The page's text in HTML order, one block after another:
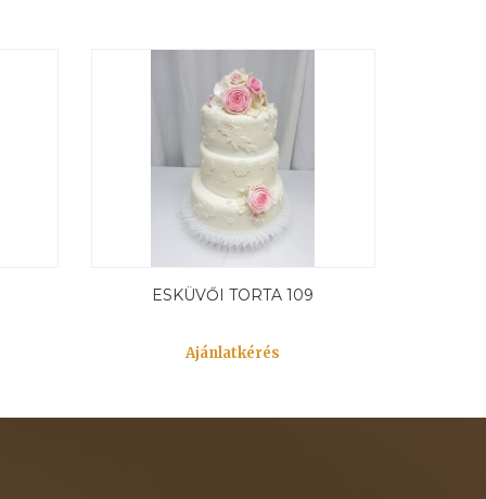
ESKÜVŐI TORTA 109
Ajánlatkérés